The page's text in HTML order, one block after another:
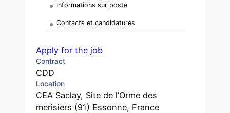
Informations sur poste
Contacts et candidatures
Apply for the job
Contract
CDD
Location
CEA Saclay, Site de l’Orme des
merisiers (91) Essonne, France